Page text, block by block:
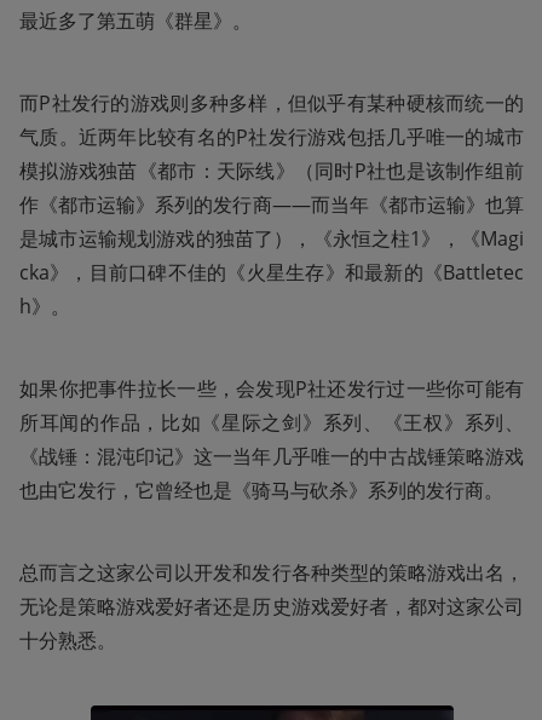
最近多了第五萌《群星》。
而P社发行的游戏则多种多样，但似乎有某种硬核而统一的
气质。近两年比较有名的P社发行游戏包括几乎唯一的城市
模拟游戏独苗《都市：天际线》（同时P社也是该制作组前
作《都市运输》系列的发行商——而当年《都市运输》也算
是城市运输规划游戏的独苗了），《永恒之柱1》，《Magi
cka》，目前口碑不佳的《火星生存》和最新的《Battletec
h》。
如果你把事件拉长一些，会发现P社还发行过一些你可能有
所耳闻的作品，比如《星际之剑》系列、《王权》系列、
《战锤：混沌印记》这一当年几乎唯一的中古战锤策略游戏
也由它发行，它曾经也是《骑马与砍杀》系列的发行商。
总而言之这家公司以开发和发行各种类型的策略游戏出名，
无论是策略游戏爱好者还是历史游戏爱好者，都对这家公司
十分熟悉。